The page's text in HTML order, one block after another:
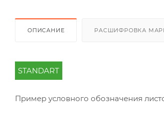
ОПИСАНИЕ РАСШИФРОВКА
STANDART
Пример условного обозначения